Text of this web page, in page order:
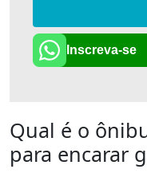
Inscreva-se
Qual é o
para encarar